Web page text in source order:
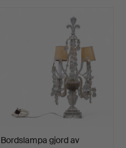
Bordslampa gjord av